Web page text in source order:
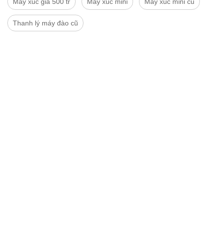
Máy xúc giá 500 tr Máy xúc mini Máy xúc mini cũ
Thanh lý máy đào cũ